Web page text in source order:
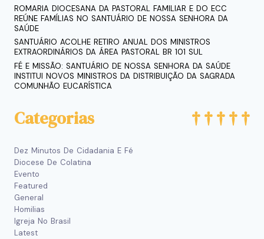
ROMARIA DIOCESANA DA PASTORAL FAMILIAR E DO ECC
REÚNE FAMÍLIAS NO SANTUÁRIO DE NOSSA SENHORA DA
SAÚDE
SANTUÁRIO ACOLHE RETIRO ANUAL DOS MINISTROS
EXTRAORDINÁRIOS DA ÁREA PASTORAL BR 101 SUL
FÉ E MISSÃO: SANTUÁRIO DE NOSSA SENHORA DA SAÚDE
INSTITUI NOVOS MINISTROS DA DISTRIBUIÇÃO DA SAGRADA
COMUNHÃO EUCARÍSTICA
Categorias
Dez Minutos De Cidadania E Fé
Diocese De Colatina
Evento
Featured
General
Homilias
Igreja No Brasil
Latest